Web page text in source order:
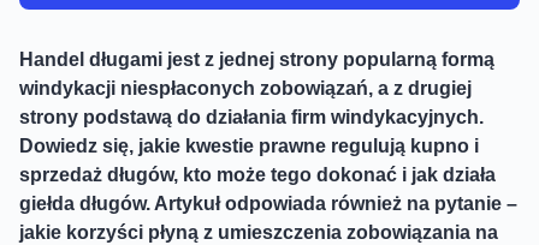
Handel długami jest z jednej strony popularną formą
windykacji niespłaconych zobowiązań, a z drugiej
strony podstawą do działania firm windykacyjnych.
Dowiedz się, jakie kwestie prawne regulują kupno i
sprzedaż długów, kto może tego dokonać i jak działa
giełda długów. Artykuł odpowiada również na pytanie –
jakie korzyści płyną z umieszczenia zobowiązania na